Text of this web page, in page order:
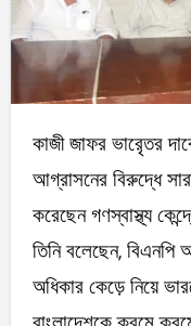
কাজী জাফর ভারৃেতর দাবেদারি মেনে নেননি; তিনি ভারতীয়
আগ্রাসনের বিরুদ্ধে
করেছেন গণস্বাস্থ্য
তিনি বলেছেন,
অধিকার কেড়ে নিয়ে